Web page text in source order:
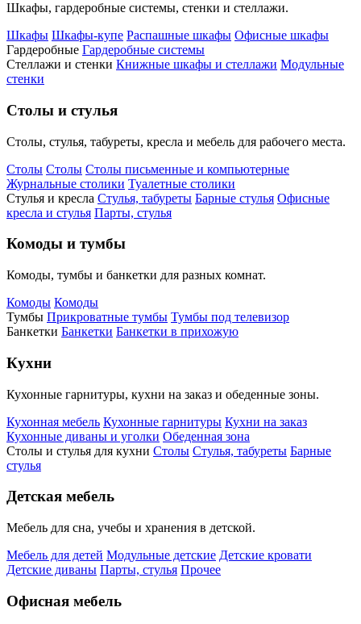
Шкафы, гардеробные системы, стенки и стеллажи.
Шкафы Шкафы-купе Распашные шкафы Офисные шкафы
Гардеробные Гардеробные системы
Стеллажи и стенки Книжные шкафы и стеллажи Модульные
стенки
Столы и стулья
Столы, стулья, табуреты, кресла и мебель для рабочего места.
Столы Столы Столы письменные и компьютерные
Журнальные столики Туалетные столики
Стулья и кресла Стулья, табуреты Барные стулья Офисные
кресла и стулья Парты, стулья
Комоды и тумбы
Комоды, тумбы и банкетки для разных комнат.
Комоды Комоды
Тумбы Прикроватные тумбы Тумбы под телевизор
Банкетки Банкетки Банкетки в прихожую
Кухни
Кухонные гарнитуры, кухни на заказ и обеденные зоны.
Кухонная мебель Кухонные гарнитуры Кухни на заказ
Кухонные диваны и уголки Обеденная зона
Столы и стулья для кухни Столы Стулья, табуреты Барные
стулья
Детская мебель
Мебель для сна, учебы и хранения в детской.
Мебель для детей Модульные детские Детские кровати
Детские диваны Парты, стулья Прочее
Офисная мебель